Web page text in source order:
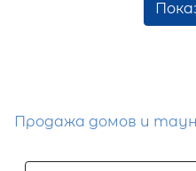
Продажа домов и